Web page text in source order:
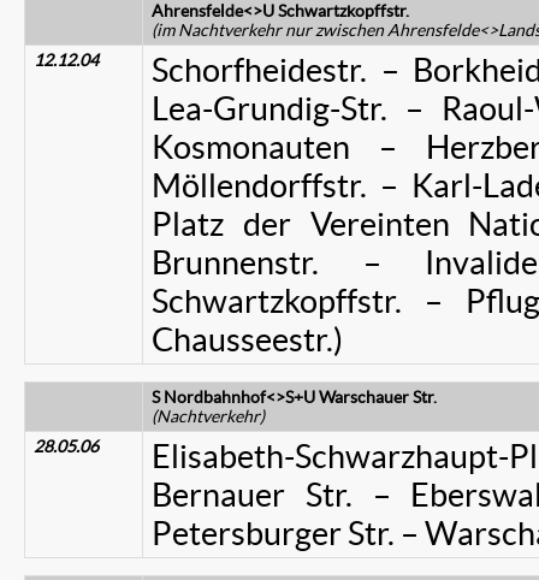
Ahrensfelde<>U Schwartzkopffstr.
(im Nachtverkehr nur zwischen
12.12.04
Schorfheidestr. –
Lea-Grundig-Str. –
Kosmonauten –
Möllendorffstr. – Karl-
Platz der Vereinten
Brunnenstr. –
Schwartzkopffstr. –
Chausseestr.)
S Nordbahnhof<>S+U Warschauer Str.
(Nachtverkehr)
28.05.06
Elisabeth-
Bernauer Str. –
Petersburger Str. –